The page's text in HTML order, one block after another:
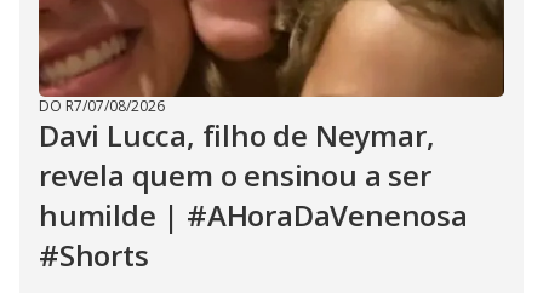
DO R7/07/08/2026
Davi Lucca, filho de Neymar,
revela quem o ensinou a ser
humilde | #AHoraDaVenenosa
#Shorts